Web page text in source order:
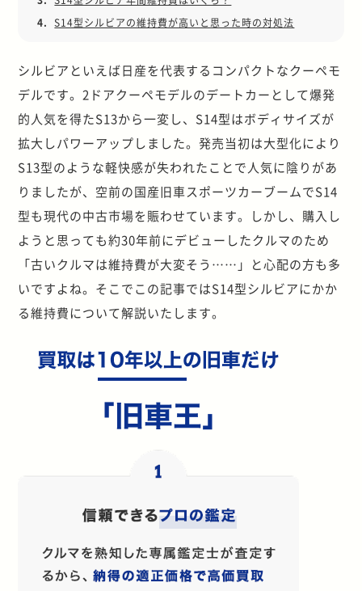
4.
S14型シルビアの維持費が高いと思った時の対処法
シルビアといえば日産を代表するコンパクトなクーペモ
デルです。2ドアクーペモデルのデートカーとして爆発
的人気を得たS13から一変し、S14型はボディサイズが
拡大しパワーアップしました。発売当初は大型化により
S13型のような軽快感が失われたことで人気に陰りがあ
りましたが、空前の国産旧車スポーツカーブームでS14
型も現代の中古市場を賑わせています。しかし、購入し
ようと思っても約30年前にデビューしたクルマのため
「古いクルマは維持費が大変そう……」と心配の方も多
いですよね。そこでこの記事ではS14型シルビアにかか
る維持費について解説いたします。